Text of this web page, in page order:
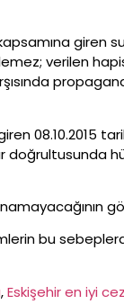
giren
verilen
08.10.2015
doğrultusunda
bu
, Eskişehir en iyi